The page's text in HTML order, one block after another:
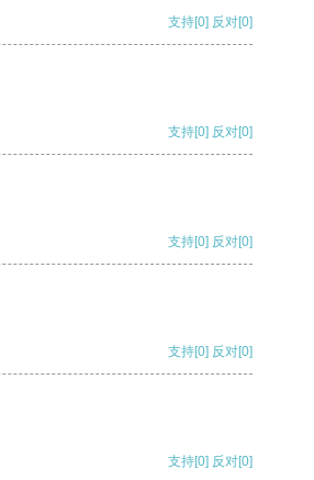
支持[0] 反对[0]
支持[0] 反对[0]
支持[0] 反对[0]
支持[0] 反对[0]
支持[0] 反对[0]